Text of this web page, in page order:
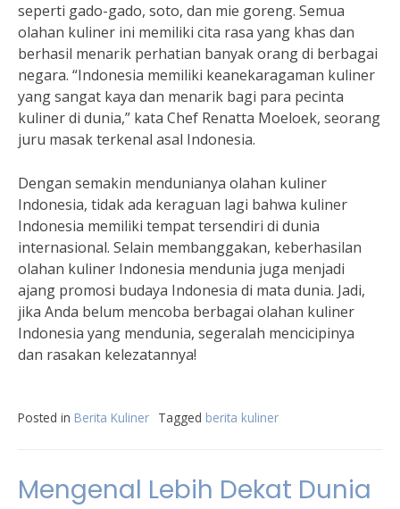
seperti gado-gado, soto, dan mie goreng. Semua
olahan kuliner ini memiliki cita rasa yang khas dan
berhasil menarik perhatian banyak orang di berbagai
negara. “Indonesia memiliki keanekaragaman kuliner
yang sangat kaya dan menarik bagi para pecinta
kuliner di dunia,” kata Chef Renatta Moeloek, seorang
juru masak terkenal asal Indonesia.
Dengan semakin mendunianya olahan kuliner
Indonesia, tidak ada keraguan lagi bahwa kuliner
Indonesia memiliki tempat tersendiri di dunia
internasional. Selain membanggakan, keberhasilan
olahan kuliner Indonesia mendunia juga menjadi
ajang promosi budaya Indonesia di mata dunia. Jadi,
jika Anda belum mencoba berbagai olahan kuliner
Indonesia yang mendunia, segeralah mencicipinya
dan rasakan kelezatannya!
Posted in Berita Kuliner Tagged berita kuliner
Mengenal Lebih Dekat Dunia